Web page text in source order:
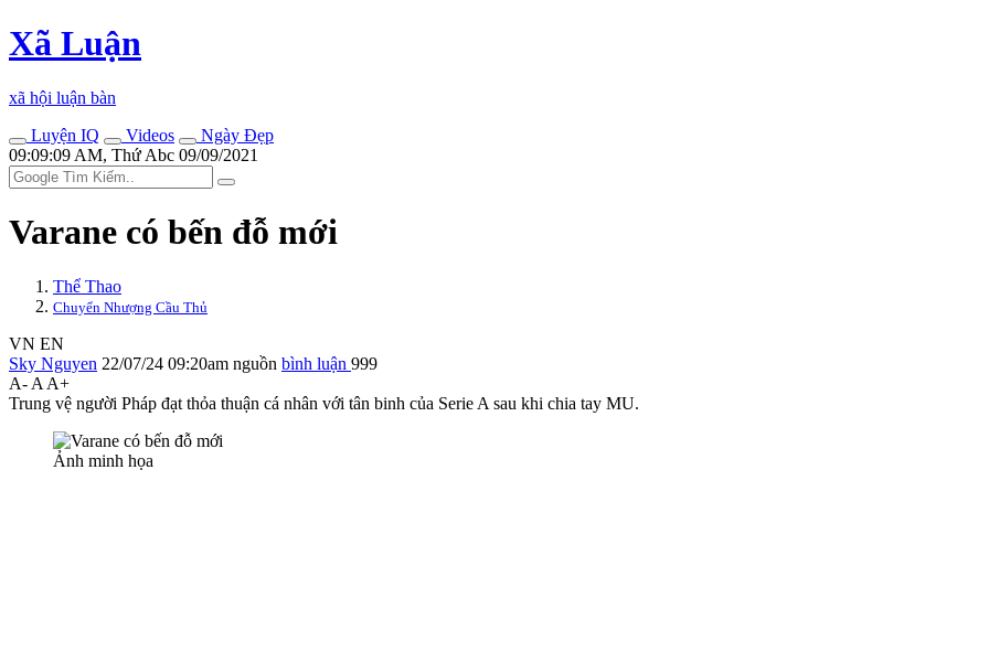
Xã Luận
xã hội luận bàn
Luyện IQ
Videos
Ngày Đẹp
09:09:09 AM, Thứ Abc 09/09/2021
Varane có bến đỗ mới
Thể Thao
Chuyển Nhượng Cầu Thủ
VN EN
Sky Nguyen 22/07/24 09:20am nguồn bình luận 999
A- A A+
Trung vệ người Pháp đạt thỏa thuận cá nhân với tân binh của Serie A sau khi chia tay MU.
Ảnh minh họa